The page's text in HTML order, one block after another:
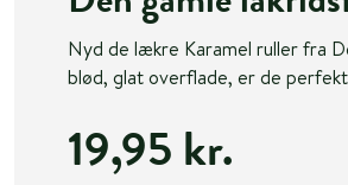
Nyd de lækre Karamel ruller fra
blød, glat overflade, er de
19,95 kr.